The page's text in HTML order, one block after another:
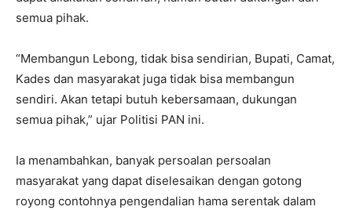
semua pihak.
“Membangun Lebong, tidak bisa sendirian, Bupati, Camat,
Kades dan masyarakat juga tidak bisa membangun
sendiri. Akan tetapi butuh kebersamaan, dukungan
semua pihak,” ujar Politisi PAN ini.
Ia menambahkan, banyak persoalan persoalan
masyarakat yang dapat diselesaikan dengan gotong
royong contohnya pengendalian hama serentak dalam